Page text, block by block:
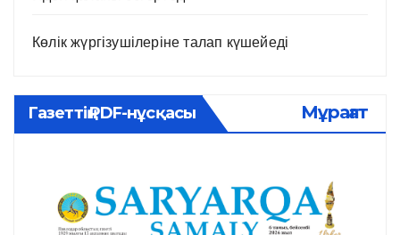
Көлік жүргізушілеріне талап күшейеді
Газеттің PDF-нұсқасы Мұрағат